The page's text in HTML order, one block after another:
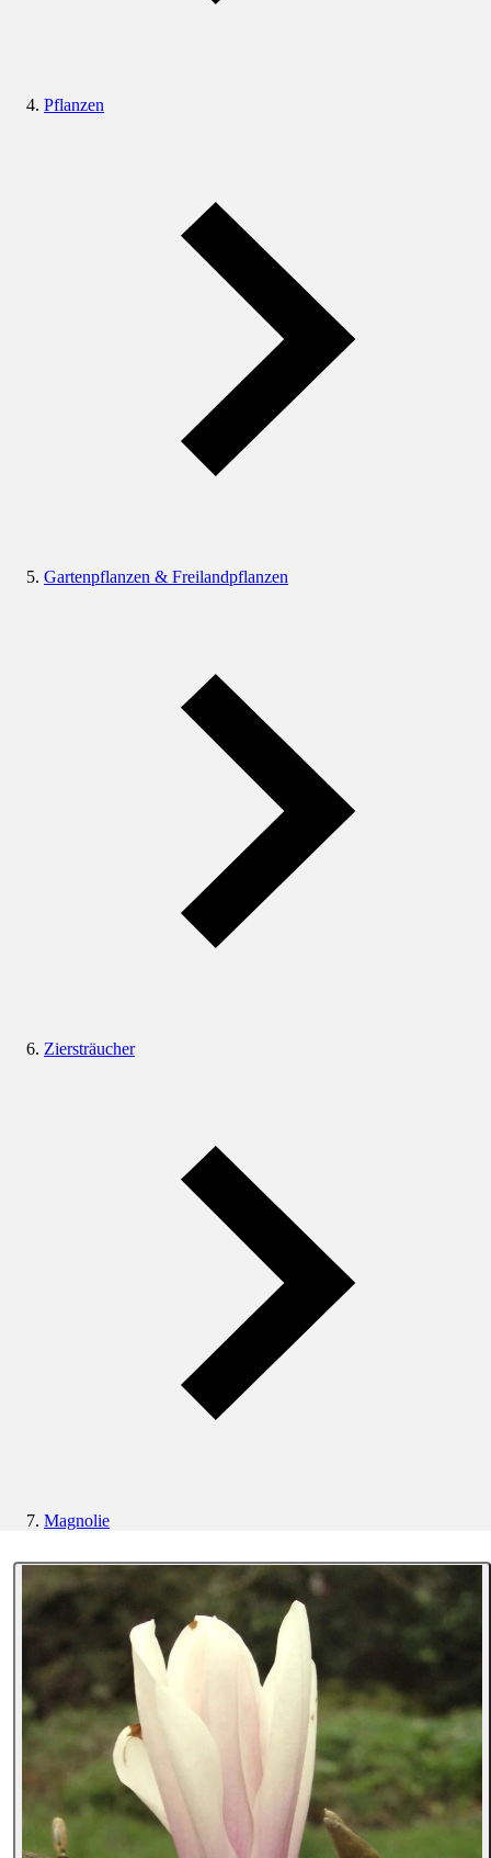
Pflanzen
Gartenpflanzen & Freilandpflanzen
Ziersträucher
Magnolie